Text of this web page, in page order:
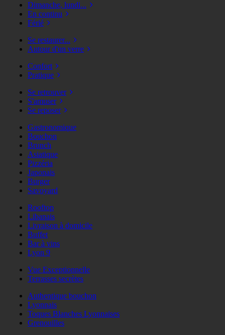
Dimanche, lundi...
En continu
Férié
Se restaurer...
Autour d'un verre
Confort
Pratique
Se retrouver
S'amuser
Se reposer
Gastronomique
Bouchon
Brunch
Asiatique
Pizzéria
Japonais
Burger
Savoyard
Rooftop
Libanais
Livraison à domicile
Buffet
Bar à vins
Lyon 9
Vue Exceptionnelle
Terrasses secrètes
Authentique bouchon
Lyonnais
Toques Blanches Lyonnaises
Grenouilles